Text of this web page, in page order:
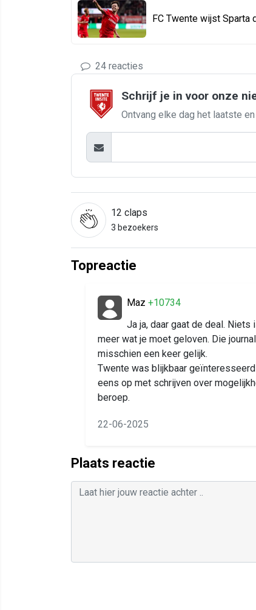
FC Twente wijst Sparta
24 reacties
Schrijf je in voor onze
Ontvang elke dag het laatste
12 claps
3 bezoekers
Topreactie
Maz +10734
Ja ja, daar gaat de deal.
meer wat je moet geloven. Die
misschien een keer gelijk.
Twente was blijkbaar
eens op met schrijven over
beroep.
22-06-2025
Plaats reactie